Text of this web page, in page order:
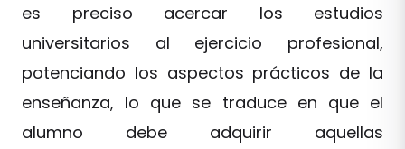
es preciso acercar los estudios
universitarios al ejercicio profesional,
potenciando los aspectos prácticos de la
enseñanza, lo que se traduce en que el
alumno debe adquirir aquellas